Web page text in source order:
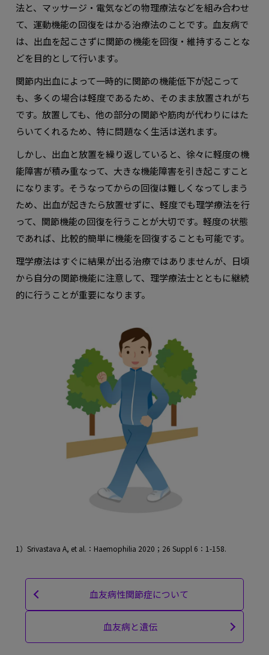
法と、マッサージ・電気などの物理療法などを組み合わせ
て、運動機能の回復をはかる治療法のことです。血友病で
は、出血を起こさずに関節の機能を回復・維持することな
どを目的として行います。
関節内出血によって一時的に関節の機能低下が起こって
も、多くの場合は軽度であるため、そのまま放置されがち
です。放置しても、他の部分の関節や筋肉が代わりにはた
らいてくれるため、特に問題なく生活は送れます。
しかし、出血と放置を繰り返していると、徐々に軽度の機
能障害が積み重なって、大きな機能障害を引き起こすこと
になります。そうなってからの回復は難しくなってしまう
ため、出血が起きたら放置せずに、軽度でも理学療法を行
って、関節機能の回復を行うことが大切です。軽度の状態
であれば、比較的簡単に機能を回復することも可能です。
理学療法はすぐに結果が出る治療ではありませんが、日頃
から自分の関節機能に注意して、理学療法士とともに継続
的に行うことが重要になります。
1）Srivastava A, et al.：Haemophilia 2020；26 Suppl 6：1-158.
血友病性関節症について
血友病と遺伝